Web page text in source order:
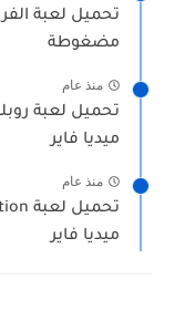
مضغوطة
منذ عام
ميديا فاير
منذ عام
ميديا فاير